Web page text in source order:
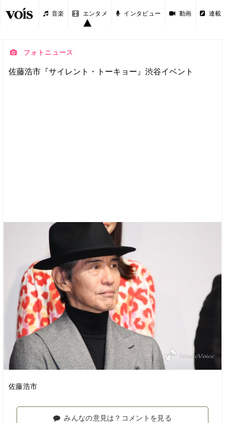
音楽 エンタメ インタビュー 動画 連載
フォトニュース
佐藤浩市『サイレント・トーキョー』渋谷イベント
佐藤浩市
みんなの意見は？コメントを見る